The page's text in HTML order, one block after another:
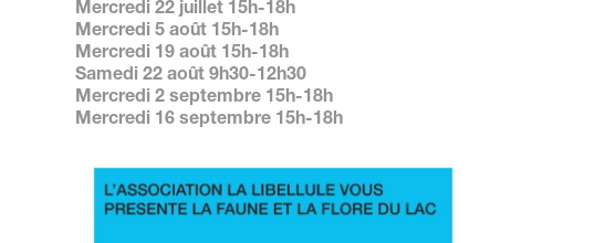
Mercredi 22 juillet 15h-18h
Mercredi 5 août 15h-18h
Mercredi 19 août 15h-18h
Samedi 22 août 9h30-12h30
Mercredi 2 septembre 15h-18h
Mercredi 16 septembre 15h-18h